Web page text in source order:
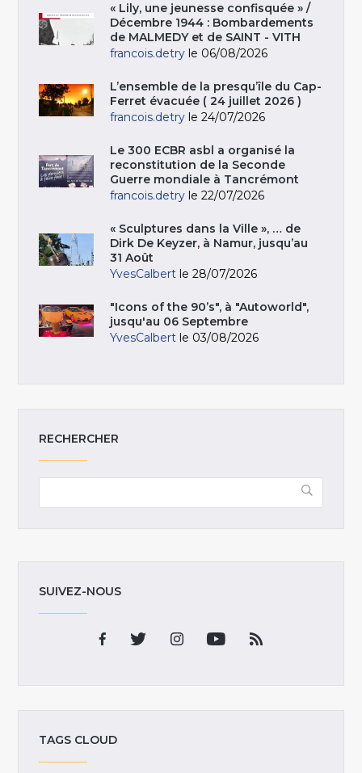
« Lily, une jeunesse confisquée » /
Décembre 1944 : Bombardements
de MALMEDY et de SAINT - VITH
francois.detry le 06/08/2026
L’ensemble de la presqu’île du Cap-
Ferret évacuée ( 24 juillet 2026 )
francois.detry le 24/07/2026
Le 300 ECBR asbl a organisé la
reconstitution de la Seconde
Guerre mondiale à Tancrémont
francois.detry le 22/07/2026
« Sculptures dans la Ville », … de
Dirk De Keyzer, à Namur, jusqu’au
31 Août
YvesCalbert le 28/07/2026
"Icons of the 90’s", à "Autoworld",
jusqu'au 06 Septembre
YvesCalbert le 03/08/2026
RECHERCHER
SUIVEZ-NOUS
TAGS CLOUD